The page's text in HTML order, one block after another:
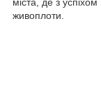
живоплоти.